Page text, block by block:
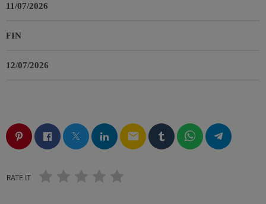
11/07/2026
FIN
12/07/2026
email
RATE IT